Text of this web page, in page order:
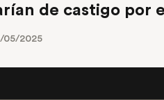
de castigo por
05/2025